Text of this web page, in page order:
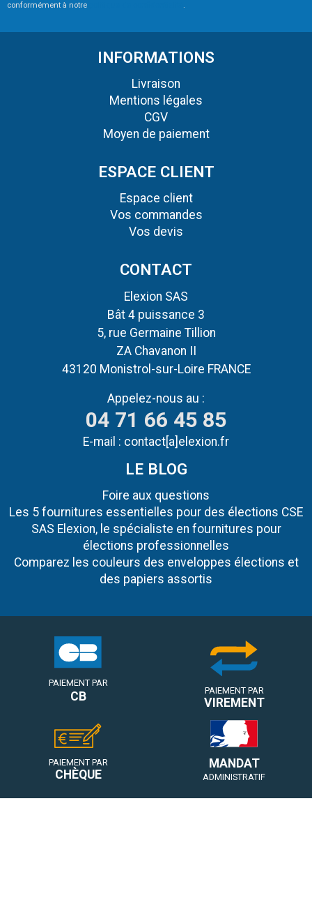
conformément à notre
.
INFORMATIONS
Livraison
Mentions légales
CGV
Moyen de paiement
ESPACE CLIENT
Espace client
Vos commandes
Vos devis
CONTACT
Elexion SAS
Bât 4 puissance 3
5, rue Germaine Tillion
ZA Chavanon II
43120 Monistrol-sur-Loire FRANCE
Appelez-nous au :
04 71 66 45 85
E-mail : contact[a]elexion.fr
LE BLOG
Foire aux questions
Les 5 fournitures essentielles pour des élections CSE
SAS Elexion, le spécialiste en fournitures pour
élections professionnelles
Comparez les couleurs des enveloppes élections et
des papiers assortis
PAIEMENT PAR
CB PAIEMENT PAR
VIREMENT
PAIEMENT PAR
CHÈQUE
MANDAT
ADMINISTRATIF